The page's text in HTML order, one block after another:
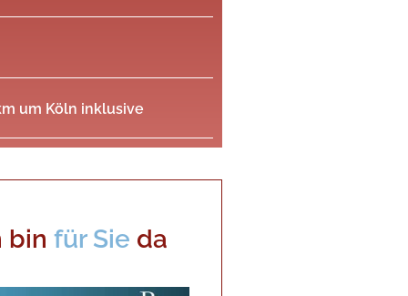
um Köln inklusive
bin für Sie da